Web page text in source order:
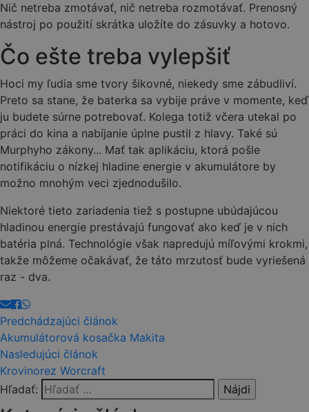
Nič netreba zmotávať, nič netreba rozmotávať. Prenosný
nástroj po použití skrátka uložíte do zásuvky a hotovo.
Čo ešte treba vylepšiť
Hoci my ľudia sme tvory šikovné, niekedy sme zábudliví.
Preto sa stane, že baterka sa vybije práve v momente, keď
ju budete súrne potrebovať. Kolega totiž včera utekal po
práci do kina a nabíjanie úplne pustil z hlavy. Také sú
Murphyho zákony... Mať tak aplikáciu, ktorá pošle
notifikáciu o nízkej hladine energie v akumulátore by
možno mnohým veci zjednodušilo.
Niektoré tieto zariadenia tiež s postupne ubúdajúcou
hladinou energie prestávajú fungovať ako keď je v nich
batéria plná. Technológie však napredujú míľovými krokmi,
takže môžeme očakávať, že táto mrzutosť bude vyriešená
raz - dva.
Predchádzajúci článok
Akumulátorová kosačka Makita
Nasledujúci článok
Krovinorez Worcraft
Hľadať: